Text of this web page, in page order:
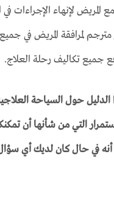
لإنهاء الإجراءات في
مترجم لمرافقة المريض في
جميع تكاليف رحلة العلاج.
الدليل حول السياحة
التي من شأنها أن
أنه في حال كان لديك أي